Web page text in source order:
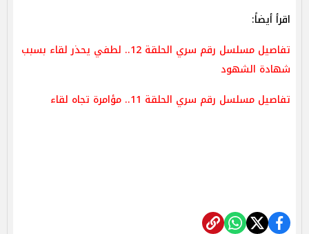
اقرأ أيضاً:
تفاصيل مسلسل رقم سري الحلقة 12.. لطفي يحذر لقاء بسبب
شهادة الشهود
تفاصيل مسلسل رقم سري الحلقة 11.. مؤامرة تجاه لقاء